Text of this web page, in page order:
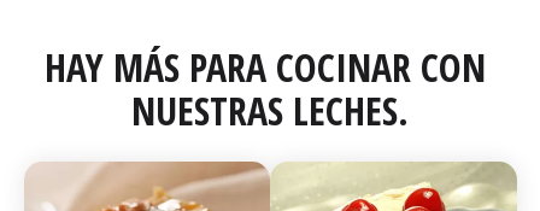
HAY MÁS PARA COCINAR CON
NUESTRAS LECHES.